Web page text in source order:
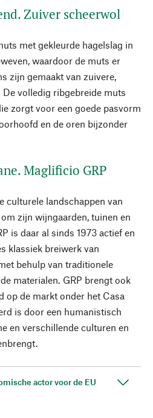
Zuiver scheerwol
met gekleurde hagelslag in
waardoor de muts er
zijn gemaakt van zuivere,
volledig ribgebreide muts
zorgt voor een goede pasvorm
en de oren bijzonder
Maglificio GRP
culturele landschappen van
zijn wijngaarden, tuinen en
is daar al sinds 1973 actief en
klassiek breiwerk van
behulp van traditionele
materialen. GRP brengt ook
op de markt onder het Casa
is door een humanistisch
en verschillende culturen en
actor voor de EU